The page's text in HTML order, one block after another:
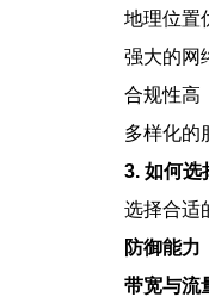
地理位置
强大的网
合规性高
多样化的
3. 如何选
选择合适
防御能力
带宽与流